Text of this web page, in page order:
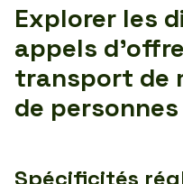
Explorer les
appels
transport de
de personnes
Spécificités